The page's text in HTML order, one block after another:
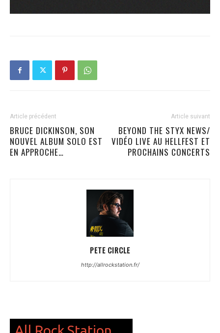
Article précédent
BRUCE DICKINSON, SON
NOUVEL ALBUM SOLO EST
EN APPROCHE…
Article suivant
BEYOND THE STYX NEWS/
VIDÉO LIVE AU HELLFEST ET
PROCHAINS CONCERTS
PETE CIRCLE
http://allrockstation.fr/